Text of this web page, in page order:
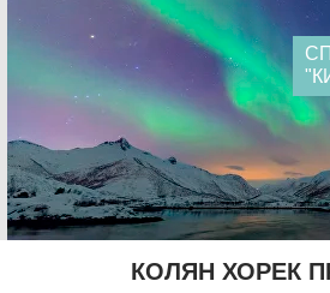
КОЛЯН ХОРЕК
возраст
время